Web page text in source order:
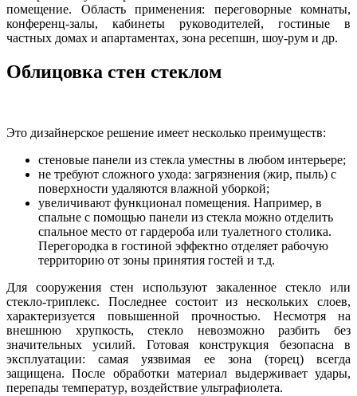
помещение. Область применения: переговорные комнаты,
конференц-залы, кабинеты руководителей, гостиные в
частных домах и апартаментах, зона ресепшн, шоу-рум и др.
Облицовка стен стеклом
Это дизайнерское решение имеет несколько преимуществ:
стеновые панели из стекла уместны в любом интерьере;
не требуют сложного ухода: загрязнения (жир, пыль) с
поверхности удаляются влажной уборкой;
увеличивают функционал помещения. Например, в
спальне с помощью панели из стекла можно отделить
спальное место от гардероба или туалетного столика.
Перегородка в гостиной эффектно отделяет рабочую
территорию от зоны принятия гостей и т.д.
Для сооружения стен используют закаленное стекло или
стекло-триплекс. Последнее состоит из нескольких слоев,
характеризуется повышенной прочностью. Несмотря на
внешнюю хрупкость, стекло невозможно разбить без
значительных усилий. Готовая конструкция безопасна в
эксплуатации: самая уязвимая ее зона (торец) всегда
защищена. После обработки материал выдерживает удары,
перепады температур, воздействие ультрафиолета.